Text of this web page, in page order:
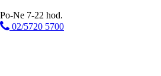
Po-Ne 7-22 hod.
02/5720 5700